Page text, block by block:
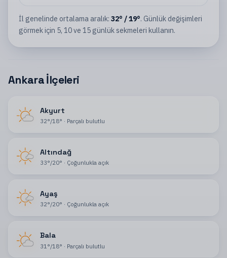
İl genelinde ortalama aralık: 32° /19°. Günlük değişimleri
görmek için 5, 10 ve 15 günlük sekmeleri kullanın.
Ankara İlçeleri
Akyurt
32°/18° · Parçalı bulutlu
Altındağ
33°/20° · Çoğunlukla açık
Ayaş
32°/20° · Çoğunlukla açık
Bala
31 °/18° · Parçalı bulutlu